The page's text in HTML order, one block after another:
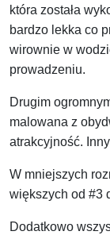
która została
bardzo lekka co
wirownie w
prowadzeniu.
Drugim
malowana z
atrakcyjność.
W mniejszych
większych od #3
Dodatkowo